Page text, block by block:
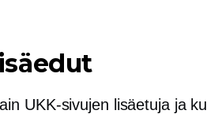
UKK-sivujen lisäetuja ja